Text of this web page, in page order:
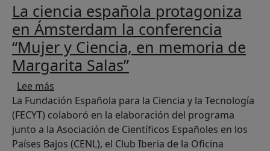
La ciencia española protagoniza
en Ámsterdam la conferencia
“Mujer y Ciencia, en memoria de
Margarita Salas”
Lee más
La Fundación Española para la Ciencia y la Tecnología
(FECYT) colaboró en la elaboración del programa
junto a la Asociación de Científicos Españoles en los
Países Bajos (CENL), el Club Iberia de la Oficina